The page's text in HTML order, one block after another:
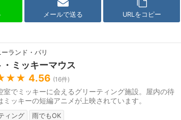
メールで送る URLをコピー
ランド・パリ
・ミッキーマウス
4.56 (16件)
室でミッキーに会えるグリーティング施設。屋内の待
ミッキーの短編アニメが上映されています。
ィング 雨でもOK